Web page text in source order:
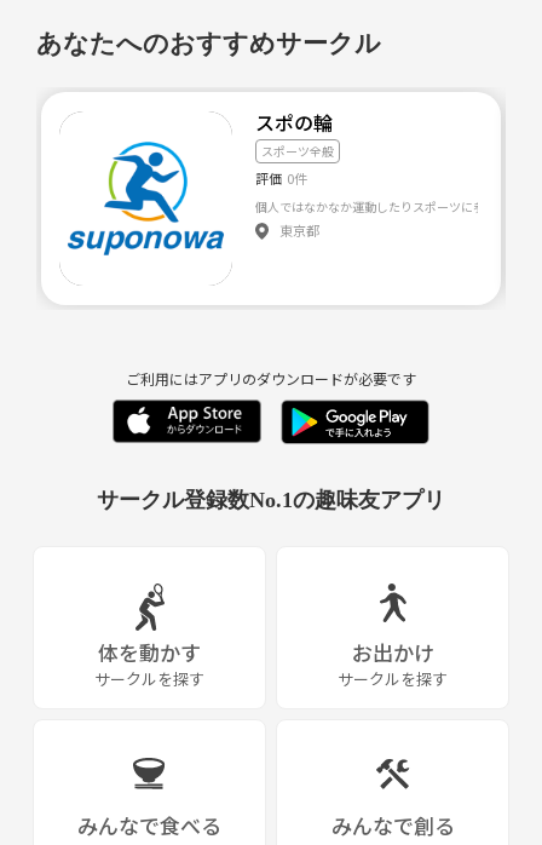
あなたへのおすすめサークル
スポの輪
スポーツ全般
評価 0件
個人ではなかなか運動したりスポーツに参加した
東京都
ご利用にはアプリのダウンロードが必要です
サークル登録数No.1の趣味友アプリ
体を動かす
サークルを探す
お出かけ
サークルを探す
みんなで食べる みんなで創る